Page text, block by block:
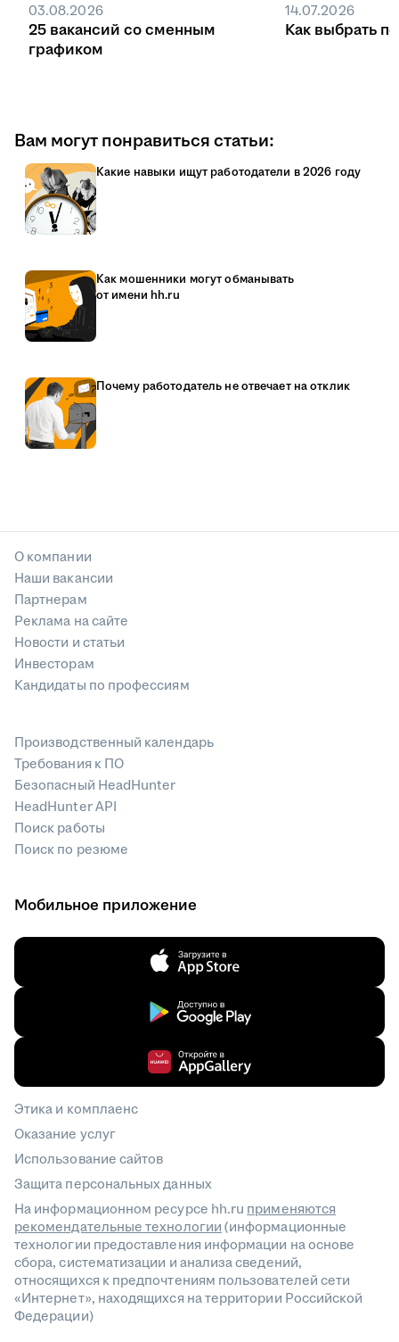
03.08.2026
25 вакансий со сменным
графиком
14.07.2026
Как выбрать
Вам могут понравиться статьи:
Какие навыки ищут работодатели в 2026 году
Как мошенники могут обманывать
от имени hh.ru
Почему работодатель не отвечает на отклик
О компании
Наши вакансии
Партнерам
Реклама на сайте
Новости и статьи
Инвесторам
Кандидаты по профессиям
Производственный календарь
Требования к ПО
Безопасный HeadHunter
HeadHunter API
Поиск работы
Поиск по резюме
Мобильное приложение
Этика и комплаенс
Оказание услуг
Использование сайтов
Защита персональных данных
На информационном ресурсе hh.ru применяются
рекомендательные технологии(информационные
технологии предоставления информации на основе
сбора, систематизации и анализа сведений,
относящихся к предпочтениям пользователей сети
«Интернет», находящихся на территории Российской
Федерации)